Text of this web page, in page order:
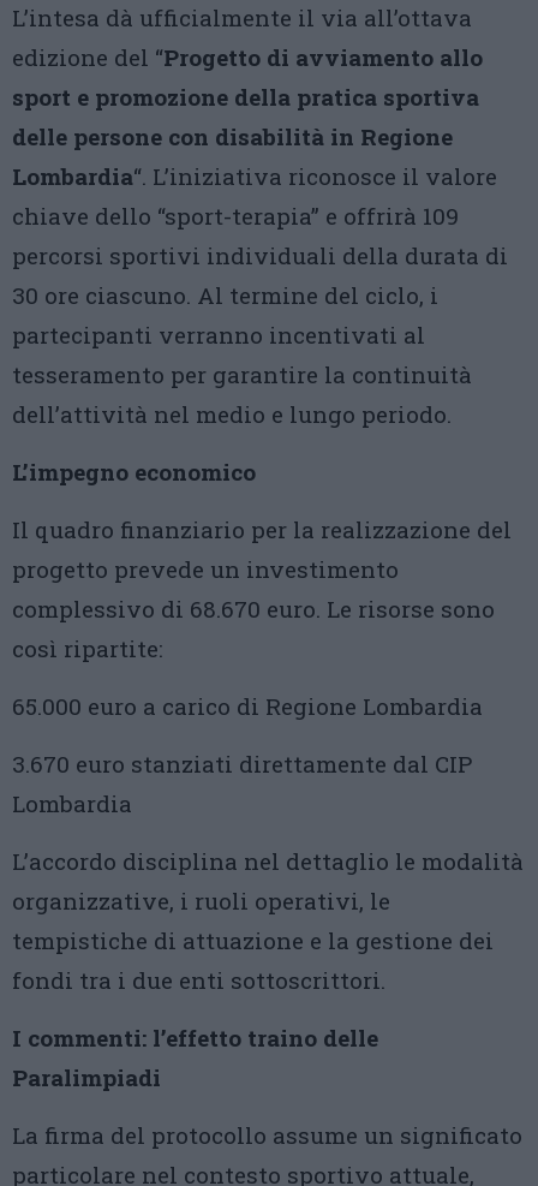
L’intesa dà ufficialmente il via all’ottava
edizione del “Progetto di avviamento allo
sport e promozione della pratica sportiva
delle persone con disabilità in Regione
Lombardia“. L’iniziativa riconosce il valore
chiave dello “sport-terapia” e offrirà 109
percorsi sportivi individuali della durata di
30 ore ciascuno. Al termine del ciclo, i
partecipanti verranno incentivati al
tesseramento per garantire la continuità
dell’attività nel medio e lungo periodo.
L’impegno economico
Il quadro finanziario per la realizzazione del
progetto prevede un investimento
complessivo di 68.670 euro. Le risorse sono
così ripartite:
65.000 euro a carico di Regione Lombardia
3.670 euro stanziati direttamente dal CIP
Lombardia
L’accordo disciplina nel dettaglio le modalità
organizzative, i ruoli operativi, le
tempistiche di attuazione e la gestione dei
fondi tra i due enti sottoscrittori.
I commenti: l’effetto traino delle
Paralimpiadi
La firma del protocollo assume un significato
particolare nel contesto sportivo attuale,